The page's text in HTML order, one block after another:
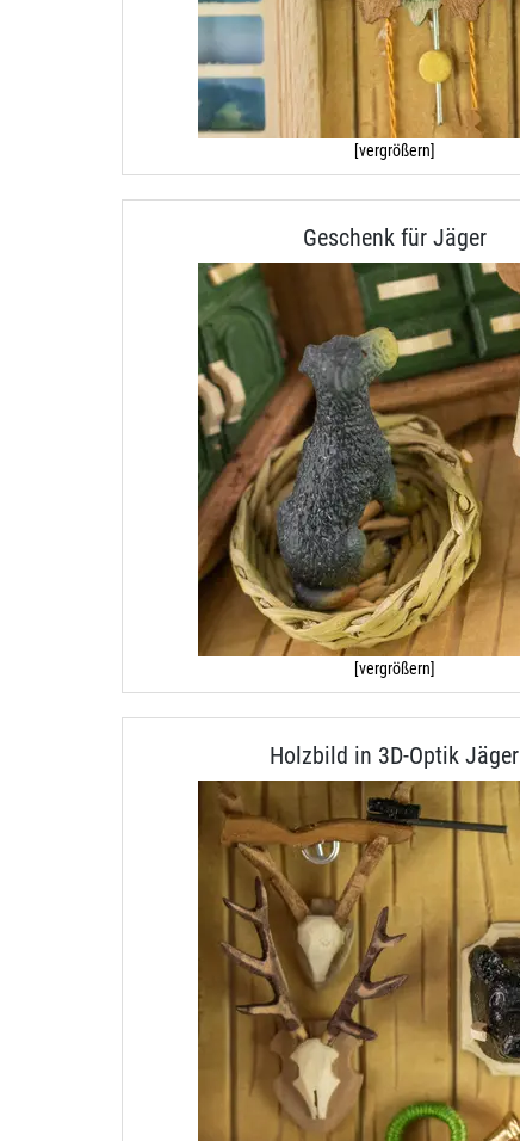
[vergrößern]
Geschenk für Jäger
[vergrößern]
Holzbild in 3D-Optik Jäger